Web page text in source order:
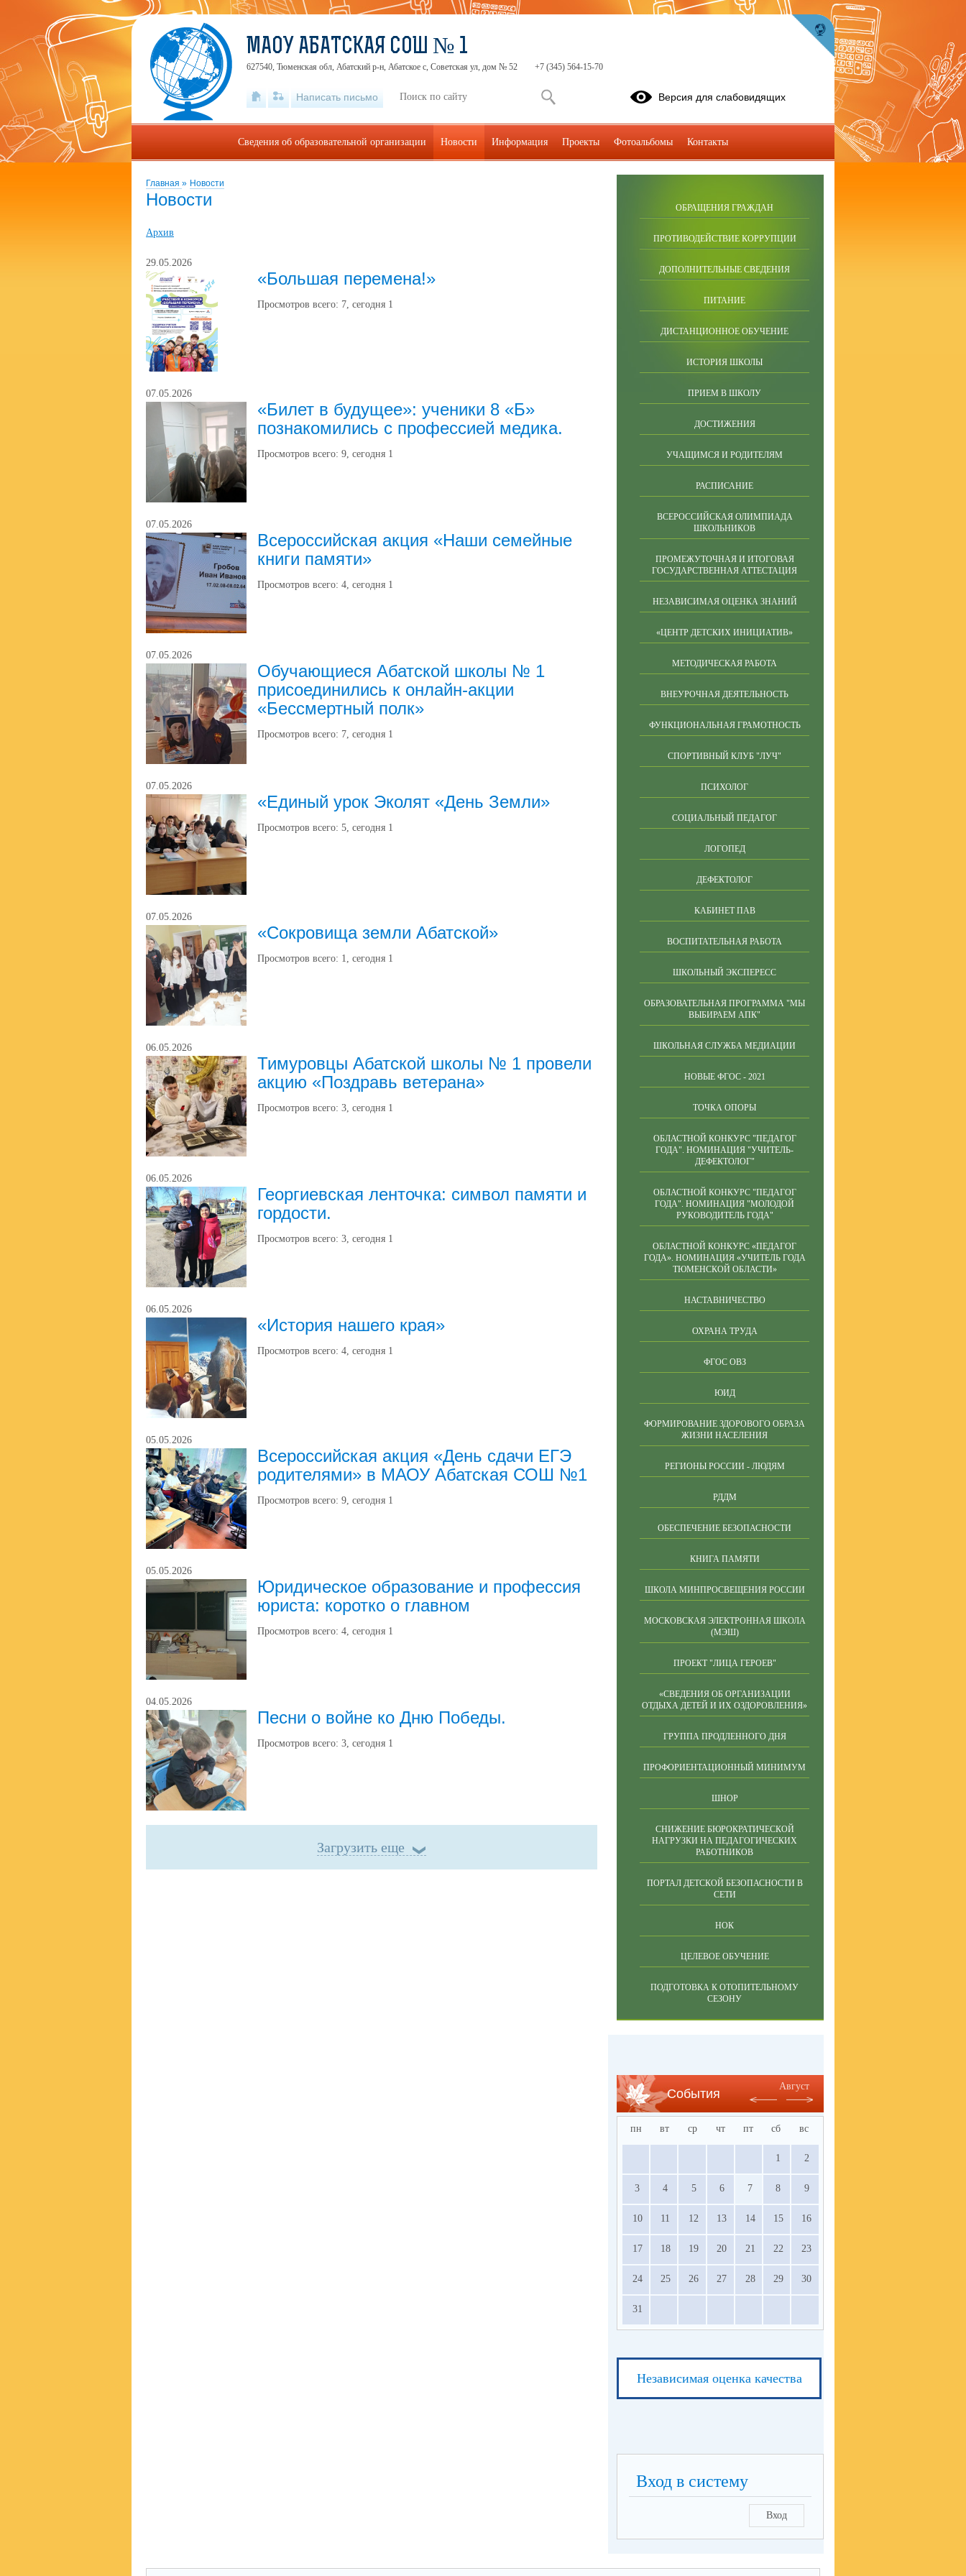
Главная » Новости
Новости
Архив
29.05.2026
«Большая перемена!»
Просмотров всего: 7, сегодня 1
07.05.2026
«Билет в будущее»: ученики 8 «Б»
познакомились с профессией медика.
Просмотров всего: 9, сегодня 1
07.05.2026
Всероссийская акция «Наши семейные
книги памяти»
Просмотров всего: 4, сегодня 1
07.05.2026
Обучающиеся Абатской школы № 1
присоединились к онлайн‑акции
«Бессмертный полк»
Просмотров всего: 7, сегодня 1
07.05.2026
«Единый урок Эколят «День Земли»
Просмотров всего: 5, сегодня 1
07.05.2026
«Сокровища земли Абатской»
Просмотров всего: 1, сегодня 1
06.05.2026
Тимуровцы Абатской школы № 1 провели
акцию «Поздравь ветерана»
Просмотров всего: 3, сегодня 1
06.05.2026
Георгиевская ленточка: символ памяти и
гордости.
Просмотров всего: 3, сегодня 1
06.05.2026
«История нашего края»
Просмотров всего: 4, сегодня 1
05.05.2026
Всероссийская акция «День сдачи ЕГЭ
родителями» в МАОУ Абатская СОШ №1
Просмотров всего: 9, сегодня 1
05.05.2026
Юридическое образование и профессия
юриста: коротко о главном
Просмотров всего: 4, сегодня 1
04.05.2026
Песни о войне ко Дню Победы.
Просмотров всего: 3, сегодня 1
Загрузить еще
ОБРАЩЕНИЯ ГРАЖДАН
ПРОТИВОДЕЙСТВИЕ КОРРУПЦИИ
ДОПОЛНИТЕЛЬНЫЕ СВЕДЕНИЯ
ПИТАНИЕ
ДИСТАНЦИОННОЕ ОБУЧЕНИЕ
ИСТОРИЯ ШКОЛЫ
ПРИЕМ В ШКОЛУ
ДОСТИЖЕНИЯ
УЧАЩИМСЯ И РОДИТЕЛЯМ
РАСПИСАНИЕ
ВСЕРОССИЙСКАЯ ОЛИМПИАДА
ШКОЛЬНИКОВ
ПРОМЕЖУТОЧНАЯ И ИТОГОВАЯ
ГОСУДАРСТВЕННАЯ АТТЕСТАЦИЯ
НЕЗАВИСИМАЯ ОЦЕНКА ЗНАНИЙ
«ЦЕНТР ДЕТСКИХ ИНИЦИАТИВ»
МЕТОДИЧЕСКАЯ РАБОТА
ВНЕУРОЧНАЯ ДЕЯТЕЛЬНОСТЬ
ФУНКЦИОНАЛЬНАЯ ГРАМОТНОСТЬ
СПОРТИВНЫЙ КЛУБ "ЛУЧ"
ПСИХОЛОГ
СОЦИАЛЬНЫЙ ПЕДАГОГ
ЛОГОПЕД
ДЕФЕКТОЛОГ
КАБИНЕТ ПАВ
ВОСПИТАТЕЛЬНАЯ РАБОТА
ШКОЛЬНЫЙ ЭКСПЕРЕСС
ОБРАЗОВАТЕЛЬНАЯ ПРОГРАММА "МЫ
ВЫБИРАЕМ АПК"
ШКОЛЬНАЯ СЛУЖБА МЕДИАЦИИ
НОВЫЕ ФГОС - 2021
ТОЧКА ОПОРЫ
ОБЛАСТНОЙ КОНКУРС "ПЕДАГОГ
ГОДА". НОМИНАЦИЯ "УЧИТЕЛЬ-
ДЕФЕКТОЛОГ"
ОБЛАСТНОЙ КОНКУРС "ПЕДАГОГ
ГОДА". НОМИНАЦИЯ "МОЛОДОЙ
РУКОВОДИТЕЛЬ ГОДА"
ОБЛАСТНОЙ КОНКУРС «ПЕДАГОГ
ГОДА». НОМИНАЦИЯ «УЧИТЕЛЬ ГОДА
ТЮМЕНСКОЙ ОБЛАСТИ»
НАСТАВНИЧЕСТВО
ОХРАНА ТРУДА
ФГОС ОВЗ
ЮИД
ФОРМИРОВАНИЕ ЗДОРОВОГО ОБРАЗА
ЖИЗНИ НАСЕЛЕНИЯ
РЕГИОНЫ РОССИИ - ЛЮДЯМ
РДДМ
ОБЕСПЕЧЕНИЕ БЕЗОПАСНОСТИ
КНИГА ПАМЯТИ
ШКОЛА МИНПРОСВЕЩЕНИЯ РОССИИ
МОСКОВСКАЯ ЭЛЕКТРОННАЯ ШКОЛА
(МЭШ)
ПРОЕКТ "ЛИЦА ГЕРОЕВ"
«СВЕДЕНИЯ ОБ ОРГАНИЗАЦИИ
ОТДЫХА ДЕТЕЙ И ИХ ОЗДОРОВЛЕНИЯ»
ГРУППА ПРОДЛЕННОГО ДНЯ
ПРОФОРИЕНТАЦИОННЫЙ МИНИМУМ
ШНОР
СНИЖЕНИЕ БЮРОКРАТИЧЕСКОЙ
НАГРУЗКИ НА ПЕДАГОГИЧЕСКИХ
РАБОТНИКОВ
ПОРТАЛ ДЕТСКОЙ БЕЗОПАСНОСТИ В
СЕТИ
НОК
ЦЕЛЕВОЕ ОБУЧЕНИЕ
ПОДГОТОВКА К ОТОПИТЕЛЬНОМУ
СЕЗОНУ
События
Август
пн вт ср чт пт сб вс
1 2
3 4 5 6 7 8 9
10 11 12 13 14 15 16
17 18 19 20 21 22 23
24 25 26 27 28 29 30
31
Независимая оценка качества
Вход в систему
Вход
МАОУ АБАТСКАЯ СОШ № 1
627540, Тюменская обл, Абатский р-н, Абатское с, Советская ул, дом № 52 +7 (345) 564-15-70
Написать письмо Версия для слабовидящих
Сведения об образовательной организации Новости Информация Проекты Фотоальбомы Контакты